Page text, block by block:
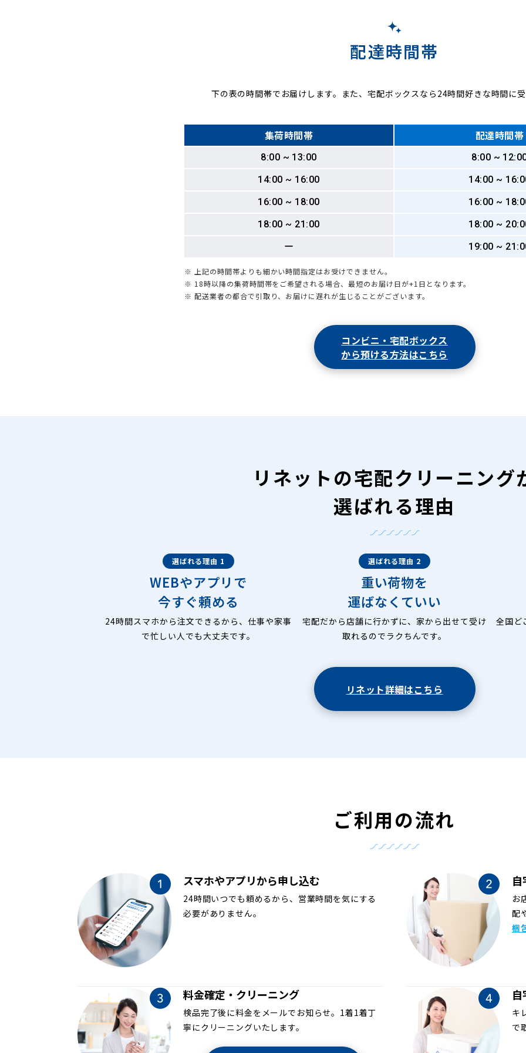
配達時間帯
下の表の時間帯でお届けします。また、宅配ボックスなら24時間好きな時間に
集荷時間帯 配達時間帯
8:00 ~ 13:00
8:00 ~
14:00 ~ 16:00
14:00 ~
16:00 ~ 18:00
16:00 ~
18:00 ~ 21:00
18:00 ~
ー
19:00 ~
※ 上記の時間帯よりも細かい時間指定はお受けできません。
※ 18時以降の集荷時間帯をご希望される場合、最短のお届け日が+1日となります。
※ 配送業者の都合で引取り、お届けに遅れが生じることがございます。
コンビニ・宅配ボックス
から預ける方法はこちら
リネットの宅配クリーニング
選ばれる理由
選ばれる理由 1
WEBやアプリで
今すぐ頼める
24時間スマホから注文できるから、仕事や家事
で忙しい人でも大丈夫です。
選ばれる理由 2
重い荷物を
運ばなくていい
宅配だから店舗に行かずに、家から出せて受け
取れるのでラクちんです。
全国ど
リネット詳細はこちら
ご利用の流れ
スマホやアプリから申し込む
24時間いつでも頼めるから、営業時間を気にする
必要がありません。
お
配
梱
料金確定・クリーニング
検品完了後に料金をメールでお知らせ。1着1着丁
寧にクリーニングいたします。
キ
で